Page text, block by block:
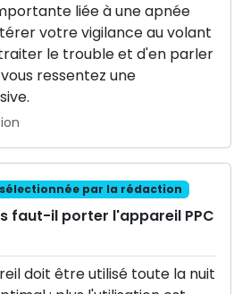
liée à une apnée
votre vigilance au volant
le trouble et d'en parler
ressentez une
par la rédaction
faut-il porter l'appareil PPC
doit être utilisé toute la nuit